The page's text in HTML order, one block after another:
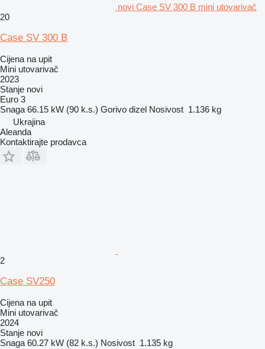
novi Case SV 300 B mini utovarivač
20
Case SV 300 B
Cijena na upit
Mini utovarivač
2023
Stanje novi
Euro 3
Snaga 66.15 kW (90 k.s.) Gorivo dizel Nosivost 1.136 kg
Ukrajina
Aleanda
Kontaktirajte prodavca
2
Case SV250
Cijena na upit
Mini utovarivač
2024
Stanje novi
Snaga 60.27 kW (82 k.s.) Nosivost 1.135 kg